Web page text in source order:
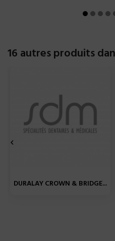
16 autres produits
DURALAY CROWN & BRIDGE...
